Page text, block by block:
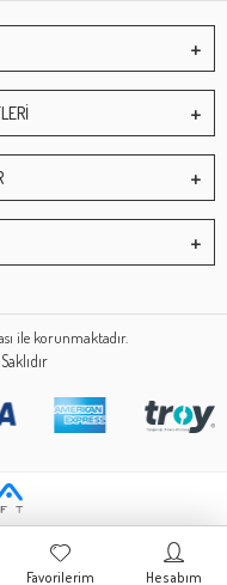
ile korunmaktadır.
Favorilerim Hesabım